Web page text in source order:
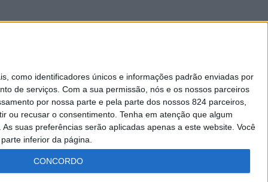
como identificadores únicos e informações padrão enviadas por
de serviços. Com a sua permissão, nós e os nossos parceiros
por nossa parte e pela parte dos nossos 824 parceiros,
ou recusar o consentimento. Tenha em atenção que algum
suas preferências serão aplicadas apenas a este website. Você
inferior da página.
CONCORDO
Lei da Transparência Livro de Reclamações